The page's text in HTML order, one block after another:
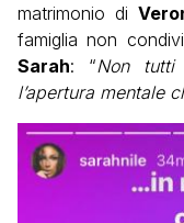
matrimonio di
famiglia non
Sarah: “Non tutti
l’apertura mentale